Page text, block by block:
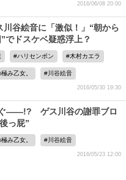
2016/06/08 20:00
川谷絵音に「激似！」“朝から
でドスケベ疑惑浮上？
ハリセンボン 木村カエラ
み乙女。 川谷絵音
2016/05/30 19:30
――!? ゲス川谷の謝罪ブロ
っ屁”
み乙女。 川谷絵音
2016/05/23 12:00